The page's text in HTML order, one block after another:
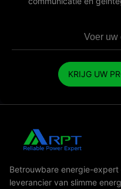
KRIJG UW
Betrouwbare energie-
leverancier van slimme